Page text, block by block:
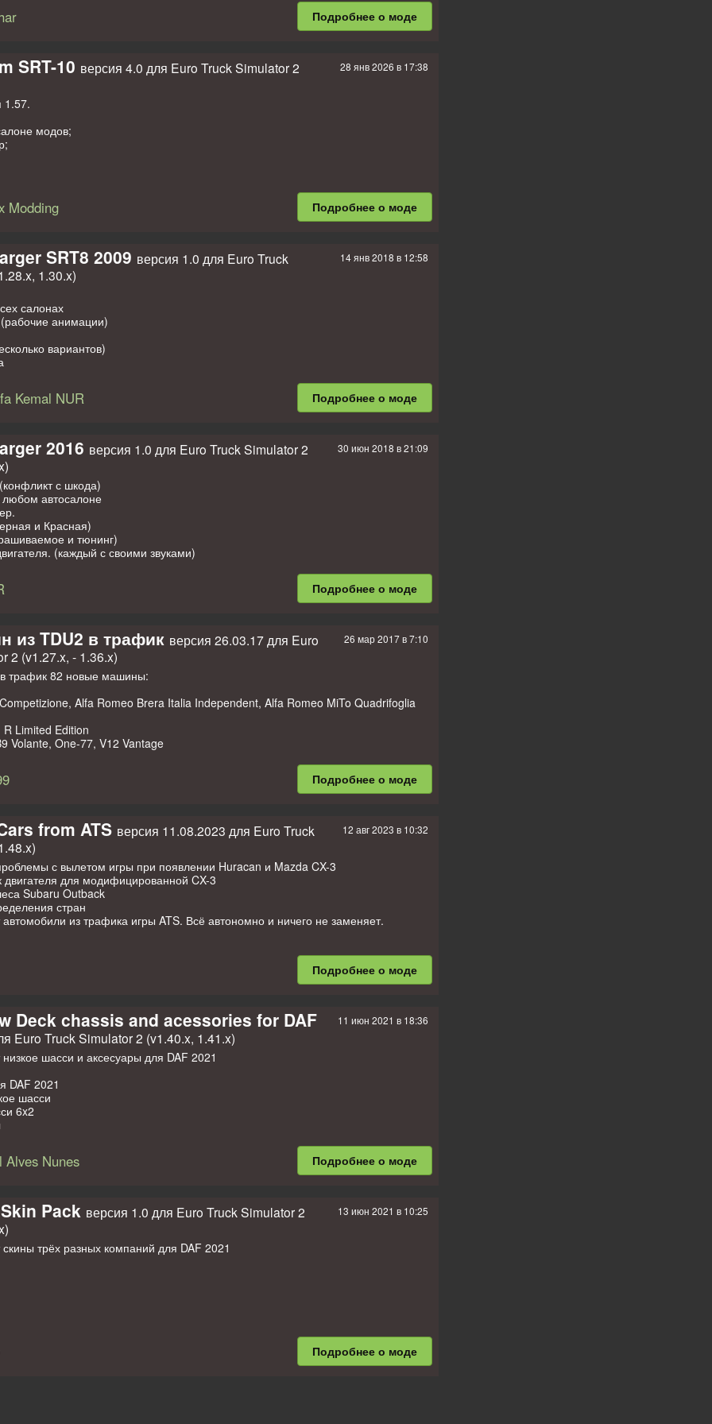
фар (галогенки поставить), возможно, изменение колес и текстур в
возможность, прошу писать расход в комменты. Должен быть в районе 23-
Подробнее о моде
28 янв 2026 в 17:38
SRT-10 версия 4.0 для Euro Truck Simulator 2
1.57.
модов;
пассажиров
в собственность для 1.32-1.57
для 1.32-1.57
легковых машин для 1.45-1.57
для легковушек для 1.42-1.57
Подробнее о моде
Modding
14 янв 2018 в 12:58
SRT8 2009 версия 1.0 для Euro Truck
1.30.x)
салонах
анимации)
вариантов)
Для того что бы пассажиры чаще попадались можно отключить стоковые
тюнинга
Подробнее о моде
Kemal NUR
30 июн 2018 в 21:09
2016 версия 1.0 для Euro Truck Simulator 2
с шкода)
автосалоне
и Красная)
и тюнинг)
(каждый с своими звуками)
хорош тем что он подходит ко всем авто(в.т.ч тем которые не цепляют
Для того что бы пассажиры чаще попадались
Подробнее о моде
26 мар 2017 в 7:10
из TDU2 в трафик версия 26.03.17 для Euro
2 (v1.27.x, - 1.36.x)
трафик 82 новые машины:
Alfa Romeo Brera Italia Independent, Alfa Romeo MiTo Quadrifoglia
Limited Edition
Volante, One-77, V12 Vantage
Synergy, Corvette C1, Corvette ZR1
Supercharged
308 GTS, 458 Italia, 599 GTO, California, Dino 246 GTS, Enzo, F40, 430 Scuderia,
Fastback, Mustang GT, Mustang Shelby GT500
Jaguar XKR
Edition
Evo 2
300 SL, CLK 63 AMG Black Series, ML 63 AMG, SL65 AMG Black Series, SLK 55
Zonda F
RK Spyder
C12 Zagato, D8 Peking-to-Paris
STI
Golf 6, Touareg V10
MF3
ничего не заменяет. Работает на любых картах.
- 1.36
Подробнее о моде
12 авг 2023 в 10:32
from ATS версия 11.08.2023 для Euro Truck
с вылетом игры при появлении Huracan и Mazda CX-3
двигателя для модифицированной CX-3
Subaru Outback
стран
из трафика игры ATS. Всё автономно и ничего не заменяет.
WRX STI
Подробнее о моде
11 июн 2021 в 18:36
Deck chassis and acessories for DAF
Euro Truck Simulator 2 (v1.40.x, 1.41.x)
шасси и аксесуары для DAF 2021
DAF 2021
шасси
6x2
Подробнее о моде
Alves Nunes
13 июн 2021 в 10:25
Pack версия 1.0 для Euro Truck Simulator 2
трёх разных компаний для DAF 2021
Подробнее о моде